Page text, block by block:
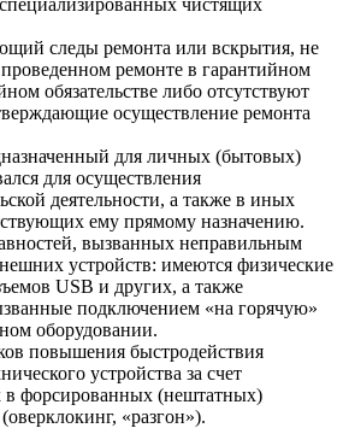
следы ремонта или вскрытия, не
ремонте в гарантийном
обязательстве либо отсутствуют
осуществление ремонта
для личных (бытовых)
для осуществления
деятельности, а также в иных
ему прямому назначению.
вызванных неправильным
устройств: имеются физические
USB и других, а также
подключением «на горячую»
оборудовании.
повышения быстродействия
устройства за счет
в форсированных (нештатных)
«разгон»).